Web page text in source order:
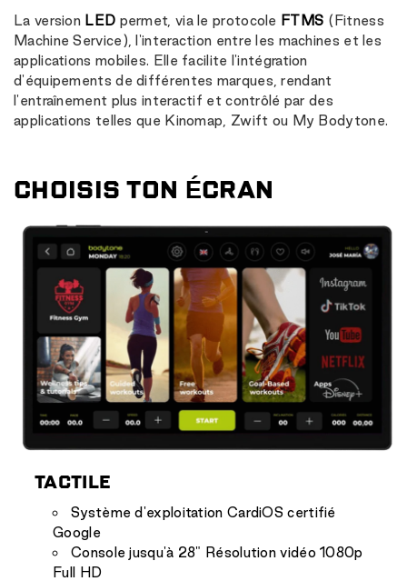
La version LED permet, via le protocole FTMS (Fitness
Machine Service), l'interaction entre les machines et les
applications mobiles. Elle facilite l'intégration
d'équipements de différentes marques, rendant
l'entraînement plus interactif et contrôlé par des
applications telles que Kinomap, Zwift ou My Bodytone.
CHOISIS TON ÉCRAN
TACTILE
Système d'exploitation CardiOS certifié
Google
Console jusqu'à 28" Résolution vidéo 1080p
Full HD